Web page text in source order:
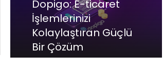
Dopigo: E-ticaret
İşlemlerinizi
Kolaylaştıran Güçlü
Bir Çözüm